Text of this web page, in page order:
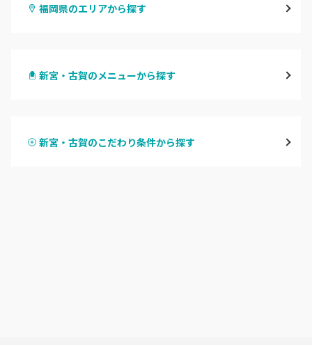
福岡県のエリアから探す
警固・赤坂・大濠
新宮・古賀のメニューから探す
ハンドスカルプ
新宮・古賀のこだわり条件から探す